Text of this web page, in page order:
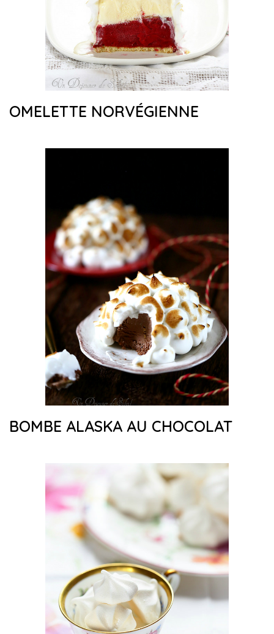
OMELETTE NORVÉGIENNE
BOMBE ALASKA AU CHOCOLAT